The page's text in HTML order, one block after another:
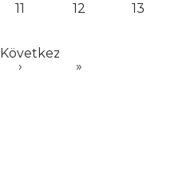
11 12 13
Következő
›
»